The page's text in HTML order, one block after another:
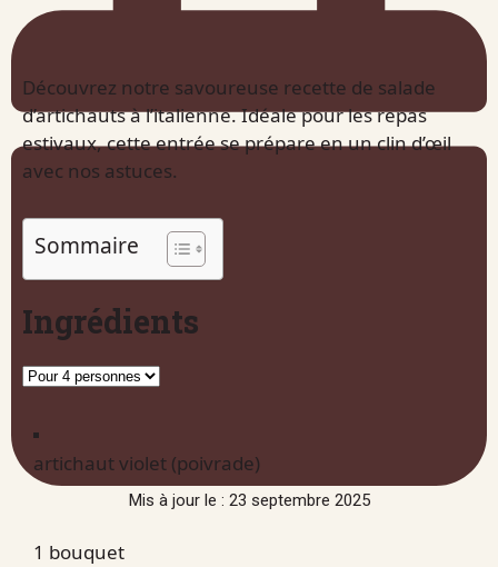
Mis à jour le : 23 septembre 2025
Découvrez notre savoureuse recette de salade
d’artichauts à l’italienne. Idéale pour les repas
estivaux, cette entrée se prépare en un clin d’œil
avec nos astuces.
Sommaire
Ingrédients
artichaut violet (poivrade)
1 bouquet